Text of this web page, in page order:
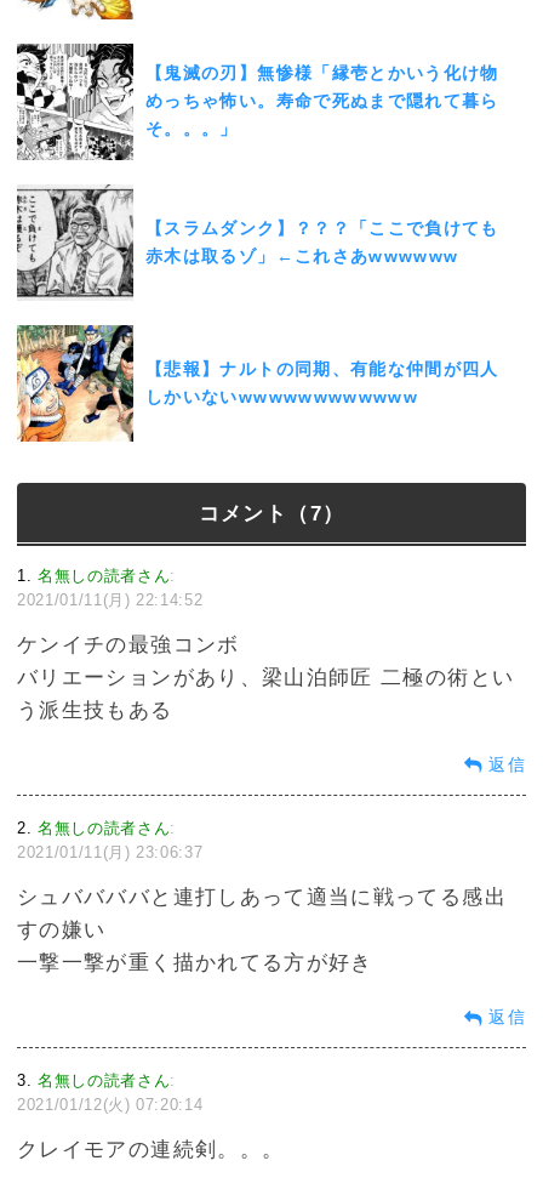
【鬼滅の刃】無惨様「縁壱とかいう化け物
めっちゃ怖い。寿命で死ぬまで隠れて暮ら
そ。。。」
【スラムダンク】？？？「ここで負けても
赤木は取るゾ」←これさあwwwwww
【悲報】ナルトの同期、有能な仲間が四人
しかいないwwwwwwwwwwww
コメント（7）
1 名無しの読者さん:
2021/01/11(月) 22:14:52
ケンイチの最強コンボ
バリエーションがあり、梁山泊師匠 二極の術とい
う派生技もある
返信
2 名無しの読者さん:
2021/01/11(月) 23:06:37
シュババババと連打しあって適当に戦ってる感出
すの嫌い
一撃一撃が重く描かれてる方が好き
返信
3 名無しの読者さん:
2021/01/12(火) 07:20:14
クレイモアの連続剣。。。